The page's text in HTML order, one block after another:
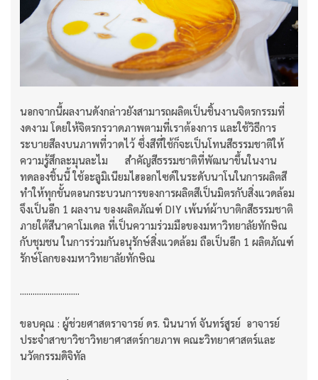
นอกจากนี้ผลงานดังกล่าวยังสามารถผลิตเป็นชิ้นงานจิตรกรรมที่
งดงาม โดยให้จิตรกรวาดภาพตามที่เราต้องการ และใช้วิธีการ
ระบายสีลงบนภาพที่วาดไว้ ซึ่งสีที่ใช้ก็จะเป็นโทนสีธรรมชาติให้
ความรู้สึกละมุนละไม สำคัญสีธรรมชาติที่พัฒนาขึ้นในงาน
ทดลองชิ้นนี้ ใช้อะลูมิเนียมไฮออกไซด์ในระดับนาโนในการผลิตสี
ทำให้ทุกขั้นตอนกระบวนการของการผลิตสีเป็นมิตรกับสิ่งแวดล้อม
จึงเป็นอีก 1 ผลงาน ของผลิตภัณฑ์ DIY เพ้นท์ผ้าบาติกสีธรรมชาติ
ภายใต้สีนาคาโมเดล ที่เป็นความร่วมมือของมหาวิทยาลัยทักษิณ
กับชุมชน ในการร่วมกันอนุรักษ์สิ่งแวดล้อม ถือเป็นอีก 1 ผลิตภัณฑ์
รักษ์โลกของมหาวิทยาลัยทักษิณ
ขอบคุณ : ผู้ช่วยศาสตราจารย์ ดร. นินนาท์ จันทร์สูรย์ อาจารย์
ประจำสาขาวิชาวิทยาศาสตร์กายภาพ คณะวิทยาศาสตร์และ
นวัตกรรมดิจิทัล